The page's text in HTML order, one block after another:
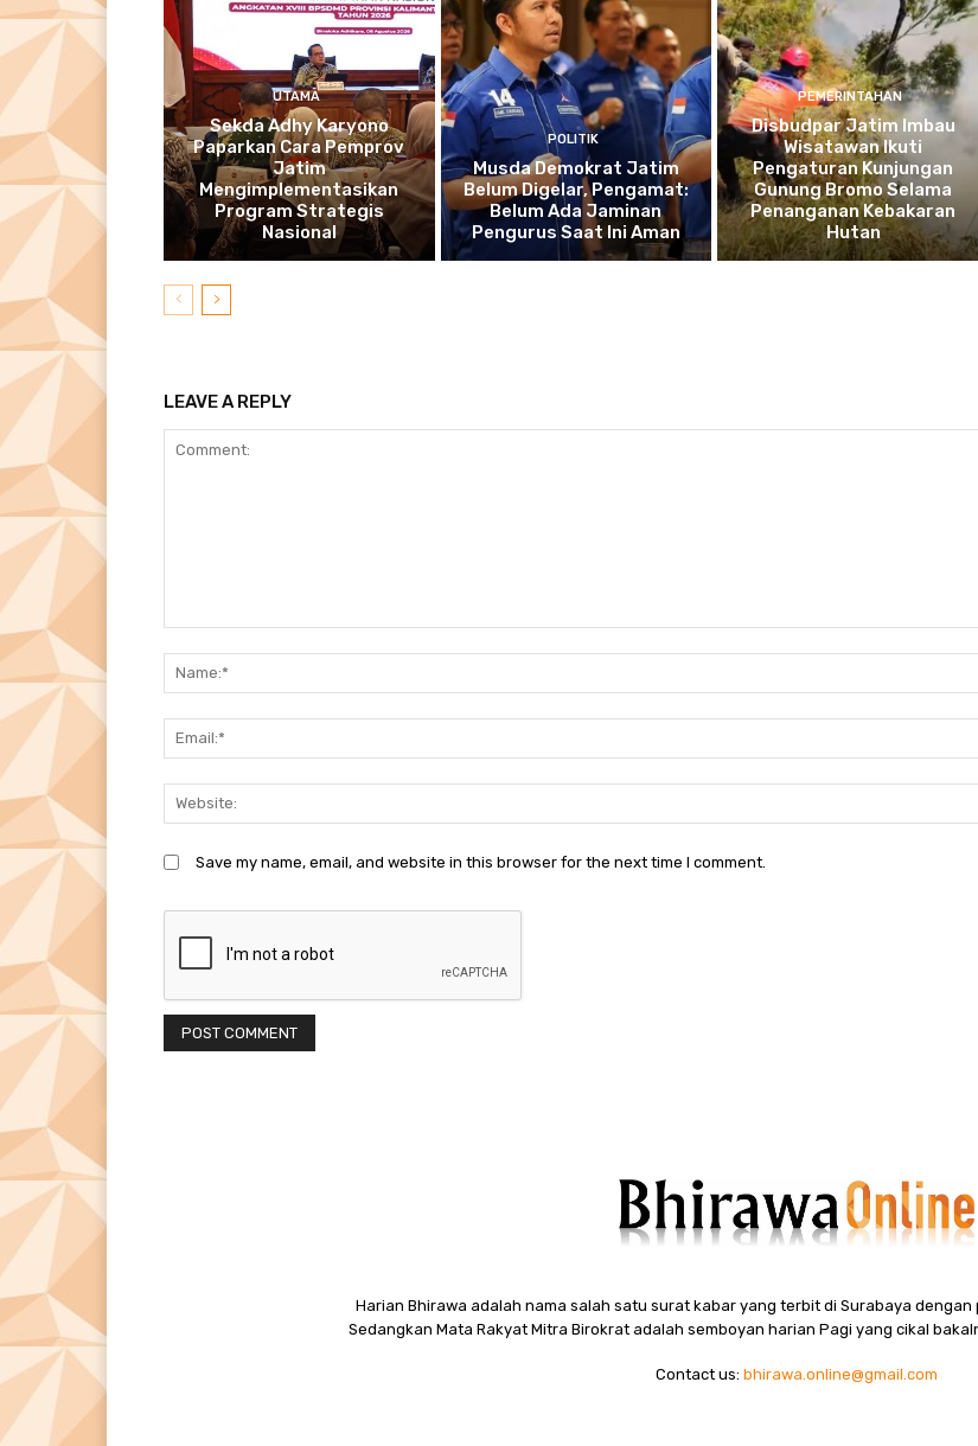
UTAMA
Sekda Adhy Karyono
Paparkan Cara Pemprov
Jatim
Mengimplementasikan
Program Strategis
Nasional
POLITIK
Musda Demokrat Jatim
Belum Digelar, Pengamat:
Belum Ada Jaminan
Pengurus Saat Ini Aman
PEMERINTAHAN
Disbudpar Jatim Imbau
Wisatawan Ikuti
Pengaturan Kunjungan
Gunung Bromo Selama
Penanganan Kebakaran
Hutan
LEAVE A REPLY
Save my name, email, and website in this browser for the next time I comment.
Harian Bhirawa adalah nama salah satu surat kabar yang terbit di Surabaya dengan
Sedangkan Mata Rakyat Mitra Birokrat adalah semboyan harian Pagi yang cikal
Contact us: bhirawa.online@gmail.com